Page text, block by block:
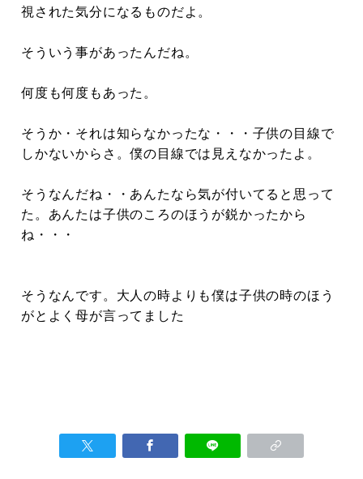
視された気分になるものだよ。
そういう事があったんだね。
何度も何度もあった。
そうか・それは知らなかったな・・・子供の目線で
しかないからさ。僕の目線では見えなかったよ。
そうなんだね・・あんたなら気が付いてると思って
た。あんたは子供のころのほうが鋭かったから
ね・・・
そうなんです。大人の時よりも僕は子供の時のほう
がとよく母が言ってました